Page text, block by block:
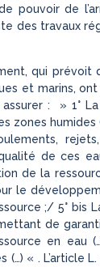
pouvoir de
des travaux
qui
et marins,
: » 1°
zones
de ces
de la
le
;/ 5° bis
de
en eau
« . L’article